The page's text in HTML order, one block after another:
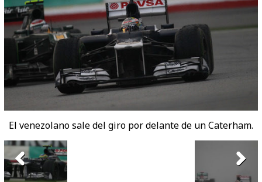
El venezolano sale del giro por delante de un Caterham.